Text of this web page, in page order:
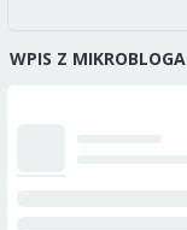
WPIS Z MIKROBLOGA